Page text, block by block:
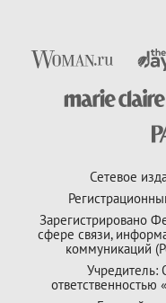
Сетевое
Зарегистрировано
сфере связи,
коммуникаций
Учредитель: